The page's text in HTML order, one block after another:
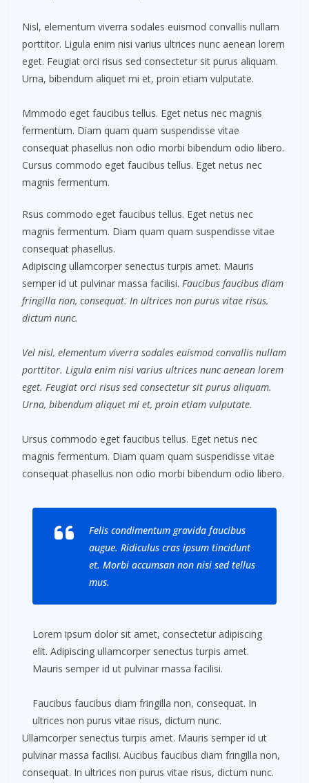
Nisl, elementum viverra sodales euismod convallis nullam
porttitor. Ligula enim nisi varius ultrices nunc aenean lorem
eget. Feugiat orci risus sed consectetur sit purus aliquam.
Urna, bibendum aliquet mi et, proin etiam vulputate.
Mmmodo eget faucibus tellus. Eget netus nec magnis
fermentum. Diam quam quam suspendisse vitae
consequat phasellus non odio morbi bibendum odio libero.
Cursus commodo eget faucibus tellus. Eget netus nec
magnis fermentum.
Rsus commodo eget faucibus tellus. Eget netus nec
magnis fermentum. Diam quam quam suspendisse vitae
consequat phasellus.
Adipiscing ullamcorper senectus turpis amet. Mauris
semper id ut pulvinar massa facilisi. Faucibus faucibus diam
fringilla non, consequat. In ultrices non purus vitae risus,
dictum nunc.
Vel nisl, elementum viverra sodales euismod convallis nullam
porttitor. Ligula enim nisi varius ultrices nunc aenean lorem
eget. Feugiat orci risus sed consectetur sit purus aliquam.
Urna, bibendum aliquet mi et, proin etiam vulputate.
Ursus commodo eget faucibus tellus. Eget netus nec
magnis fermentum. Diam quam quam suspendisse vitae
consequat phasellus non odio morbi bibendum odio libero.
Felis condimentum gravida faucibus
augue. Ridiculus cras ipsum tincidunt
et. Morbi accumsan non nisi sed tellus
mus.
Lorem ipsum dolor sit amet, consectetur adipiscing
elit. Adipiscing ullamcorper senectus turpis amet.
Mauris semper id ut pulvinar massa facilisi.
Faucibus faucibus diam fringilla non, consequat. In
ultrices non purus vitae risus, dictum nunc.
Ullamcorper senectus turpis amet. Mauris semper id ut
pulvinar massa facilisi. Aucibus faucibus diam fringilla non,
consequat. In ultrices non purus vitae risus, dictum nunc.